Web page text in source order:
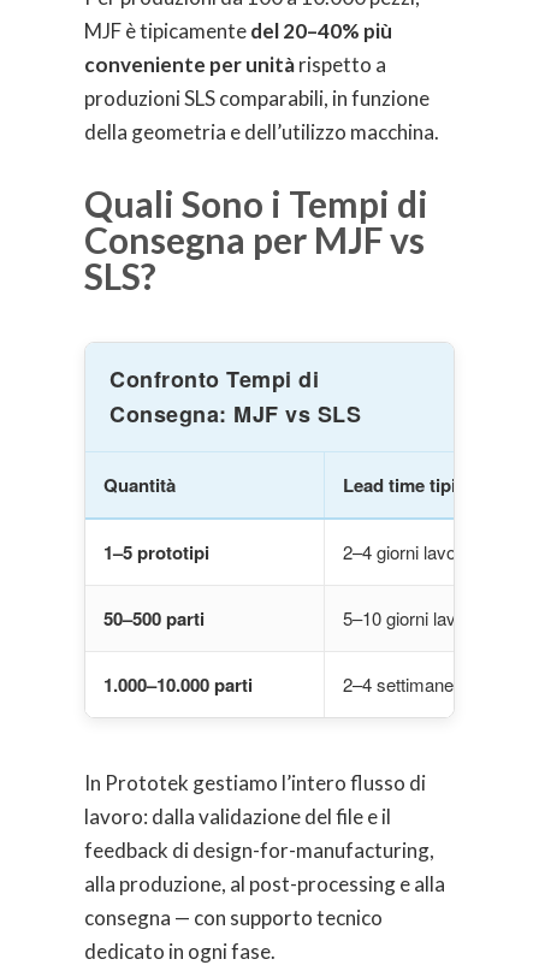
MJF è tipicamentedel 20–40% più
conveniente per unitàrispetto a
produzioni SLS comparabili, in funzione
della geometria e dell’utilizzo macchina.
Quali Sono i Tempi di
Consegna per MJF vs
SLS?
Confronto Tempi di
Consegna: MJF vs SLS
Quantità Lead time tipico MJF
1–5 prototipi 2–4 giorni lavorativi
50–500 parti 5–10 giorni lavorativi
1.000–10.000 parti 2–4 settimane
In Prototek gestiamo l’intero flusso di
lavoro: dalla validazione del file e il
feedback di design-for-manufacturing,
alla produzione, al post-processing e alla
consegna — con supporto tecnico
dedicato in ogni fase.